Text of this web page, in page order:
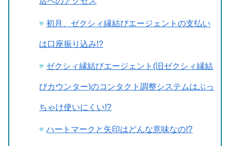
初月、ゼクシィ縁結びエージェントの支払い
は口座振り込み!?
ゼクシィ縁結びエージェント(旧ゼクシィ縁結
びカウンター)のコンタクト調整システムはぶっ
ちゃけ使いにくい!?
ハートマークと矢印はどんな意味なの!?